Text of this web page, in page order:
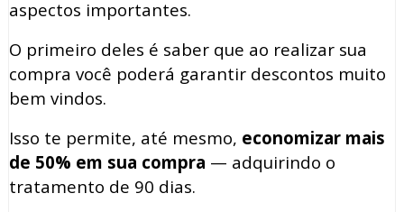
aspectos importantes.
O primeiro deles é saber que ao realizar sua
compra você poderá garantir descontos muito
bem vindos.
Isso te permite, até mesmo, economizar mais
de 50% em sua compra — adquirindo o
tratamento de 90 dias.